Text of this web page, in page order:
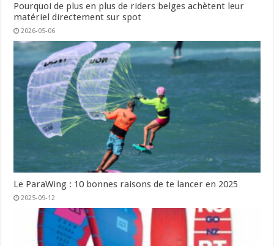
Pourquoi de plus en plus de riders belges achètent leur
matériel directement sur spot
2026-05-06
Le ParaWing : 10 bonnes raisons de te lancer en 2025
2025-09-12